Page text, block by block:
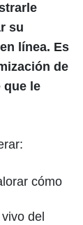
su
línea. Es
de
que le
cómo
del